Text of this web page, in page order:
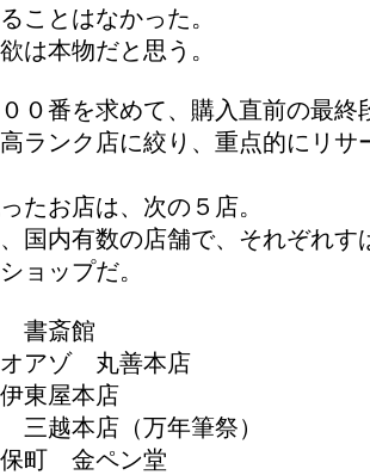
ことはなかった。
は本物だと思う。
０番を求めて、購入直前の最終
ランク店に絞り、重点的にリサ
たお店は、次の５店。
国内有数の店舗で、それぞれす
ョップだ。
書斎館
オアゾ 丸善本店
東屋本店
三越本店（万年筆祭）
保町 金ペン堂